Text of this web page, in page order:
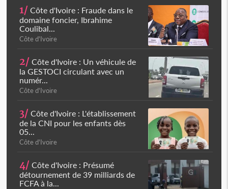
1/ Côte d'Ivoire : Fraude dans le
domaine foncier, Ibrahime
Coulibal...
Côte d'Ivoire
2/ Côte d'Ivoire : Un véhicule de
la GESTOCI circulant avec un
numér...
Côte d'Ivoire
3/ Côte d'Ivoire : L'établissement
de la CNI pour les enfants dès
05...
Côte d'Ivoire
4/ Côte d'Ivoire : Présumé
détournement de 39 milliards de
FCFA à la...